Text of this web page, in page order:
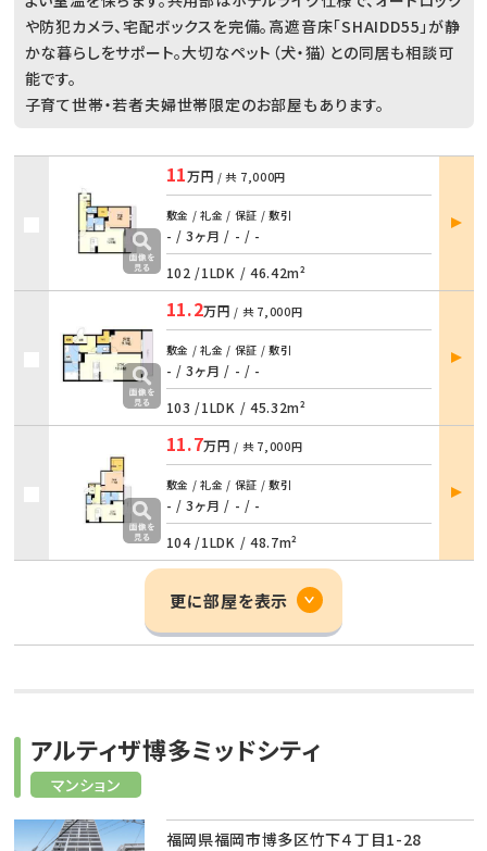
や防犯カメラ、宅配ボックスを完備。高遮音床「SHAIDD55」が静
かな暮らしをサポート。大切なペット（犬・猫）との同居も相談可
能です。
子育て世帯・若者夫婦世帯限定のお部屋もあります。
11万円 / 共 7,000円
敷金 / 礼金 / 保証 / 敷引
- / 3ヶ月 / - / -
102 /1LDK / 46.42m²
部屋
詳細
11.2万円 / 共 7,000円
敷金 / 礼金 / 保証 / 敷引
- / 3ヶ月 / - / -
103 /1LDK / 45.32m²
部屋
詳細
11.7万円 / 共 7,000円
敷金 / 礼金 / 保証 / 敷引
- / 3ヶ月 / - / -
104 /1LDK / 48.7m²
部屋
詳細
更に部屋を表示
マンション
アルティザ博多ミッドシティ
福岡県福岡市博多区竹下４丁目1-28